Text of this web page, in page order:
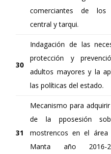
comerciantes de los
central y tarqui.
30
Indagación de las
protección y
adultos mayores y la
las políticas del estado.
31
Mecanismo para
de la pposesión
mostrencos en el área
Manta año 2016-